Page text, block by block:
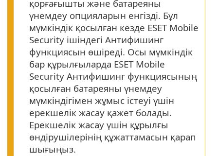
қорғағышты және батареяны
үнемдеу опцияларын енгізді. Бұл
мүмкіндік қосылған кезде ESET Mobile
Security ішіндегі Антифишинг
функциясын өшіреді. Осы мүмкіндік
бар құрылғыларда ESET Mobile
Security Антифишинг функциясының
қосылған батареяны үнемдеу
мүмкіндігімен жұмыс істеуі үшін
ерекшелік жасау қажет болады.
Ерекшелік жасау үшін құрылғы
өндірушілерінің құжаттамасын қарап
шығыңыз.